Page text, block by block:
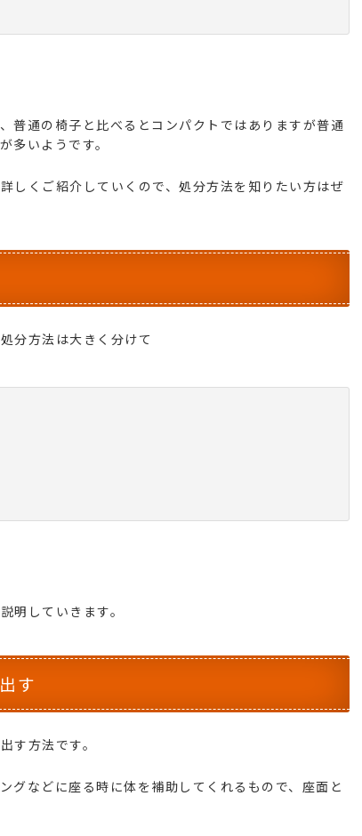
普通の椅子と比べるとコンパクトではありますが普通
多いようです。
しくご紹介していくので、処分方法を知りたい方はぜ
分方法は大きく分けて
明していきます。
す
す方法です。
グなどに座る時に体を補助してくれるもので、座面と